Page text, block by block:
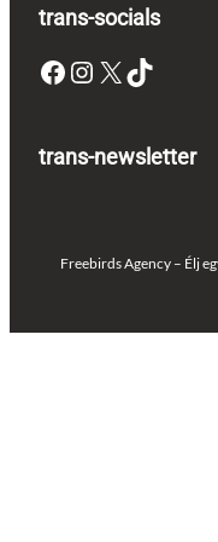
trans-socials
Facebook Instagram X TikTok
trans-newsletter
Freebirds Agency – Élj